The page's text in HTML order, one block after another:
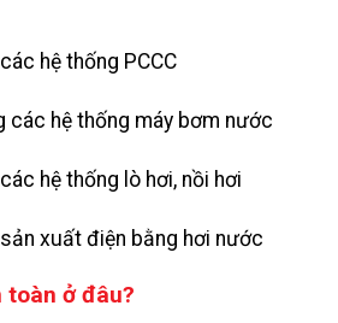
hệ thống PCCC
các hệ thống máy bơm nước
hệ thống lò hơi, nồi hơi
xuất điện bằng hơi nước
toàn ở đâu?